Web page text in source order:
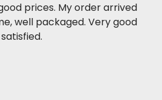
prices. My order arrived
well packaged. Very good